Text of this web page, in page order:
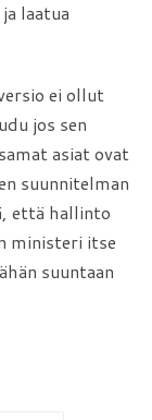
laatua
ei ollut
jos sen
asiat ovat
suunnitelman
että hallinto
ministeri itse
suuntaan